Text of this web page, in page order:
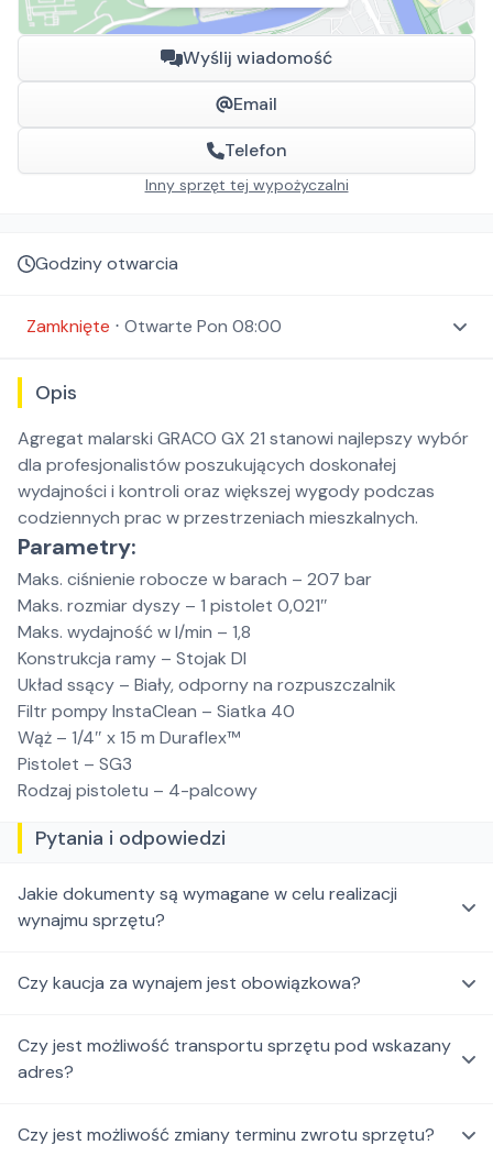
Wyślij wiadomość
Email
Telefon
Inny sprzęt tej wypożyczalni
Godziny otwarcia
Zamknięte ⋅ Otwarte Pon 08:00
Opis
Agregat malarski GRACO GX 21 stanowi najlepszy wybór
dla profesjonalistów poszukujących doskonałej
wydajności i kontroli oraz większej wygody podczas
codziennych prac w przestrzeniach mieszkalnych.
Parametry:
Maks. ciśnienie robocze w barach – 207 bar
Maks. rozmiar dyszy – 1 pistolet 0,021″
Maks. wydajność w l/min – 1,8
Konstrukcja ramy – Stojak DI
Układ ssący – Biały, odporny na rozpuszczalnik
Filtr pompy InstaClean – Siatka 40
Wąż – 1/4″ x 15 m Duraflex™
Pistolet – SG3
Rodzaj pistoletu – 4-palcowy
Pytania i odpowiedzi
Jakie dokumenty są wymagane w celu realizacji
wynajmu sprzętu?
Czy kaucja za wynajem jest obowiązkowa?
Czy jest możliwość transportu sprzętu pod wskazany
adres?
Czy jest możliwość zmiany terminu zwrotu sprzętu?